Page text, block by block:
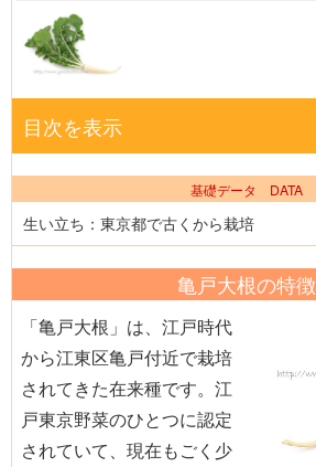
目次を表示
基礎データ DATA
生い立ち：東京都で古くから栽培
亀戸大根の特徴
「亀戸大根」は、江戸時代
から江東区亀戸付近で栽培
されてきた在来種です。江
戸東京野菜のひとつに認定
されていて、現在もごく少